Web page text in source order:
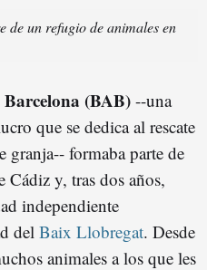
de un refugio de animales en
(BAB) --una
que se dedica al rescate
granja-- formaba parte de
Cádiz y, tras dos años,
independiente
del Baix Llobregat. Desde
animales a los que les